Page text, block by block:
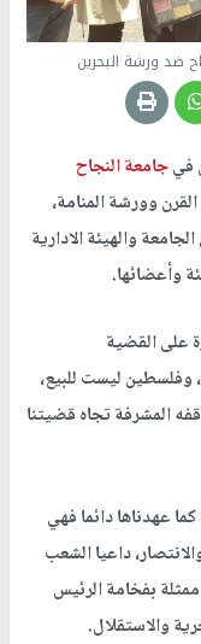
ضد ورشة البحرين
فيجامعة النجاح
وورشة المنامة،
والهيئة الادارية
وأعضائها.
على القضية
وفلسطين ليست للبيع،
المشرفة تجاه قضيتنا
كما عهدناها دائما فهي
داعيا الشعب
بفخامة الرئيس
والاستقلال.